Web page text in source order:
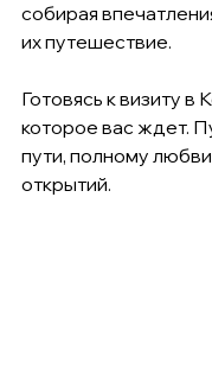
собирая
их путешествие.
Готовясь к визиту
которое вас ждет.
пути, полному
открытий.